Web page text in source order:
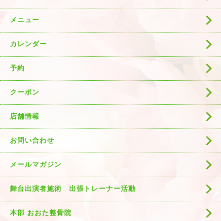
メニュー
カレンダー
予約
クーポン
店舗情報
お問い合わせ
メールマガジン
舞台出演者施術 出張トレーナー活動
本部 おおた整骨院